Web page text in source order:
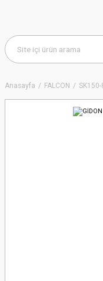
Anasayfa FALCON SK150-